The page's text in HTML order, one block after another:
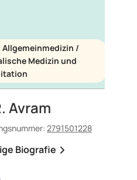
Allgemeinmedizin /
Medizin und
Avram
2791501228
Biografie